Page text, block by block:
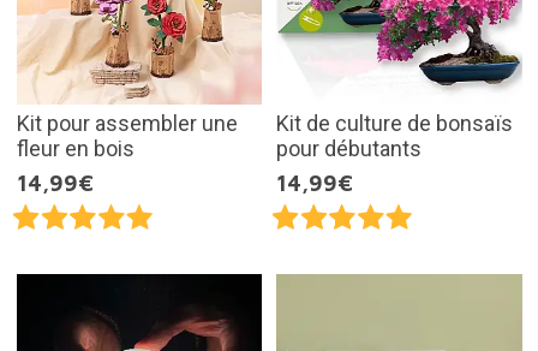
Kit pour assembler une
fleur en bois
14,99€
Kit de culture de bonsaïs
pour débutants
14,99€